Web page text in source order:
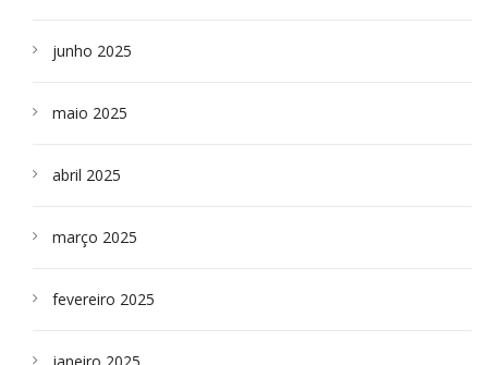
junho 2025
maio 2025
abril 2025
março 2025
fevereiro 2025